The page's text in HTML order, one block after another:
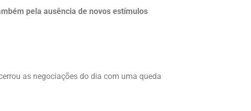
pela ausência de novos estímulos
as negociações do dia com uma queda